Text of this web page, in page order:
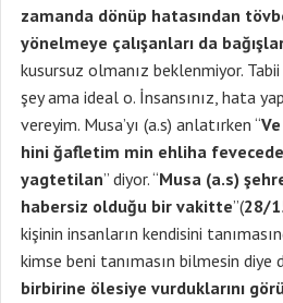
zamanda dönüp hatasından
yönelmeye çalışanları da
kusursuz olmanız beklenmiyor.
şey ama ideal o. İnsansınız, hata
vereyim. Musa’yı (a.s) anlatırken “
hini ğafletim min ehliha
yagtetilan” diyor. “Musa (a.s)
habersiz olduğu bir vakitte”(28/
kişinin insanların kendisini
kimse beni tanımasın bilmesin diye
birbirine ölesiye vurduklarını